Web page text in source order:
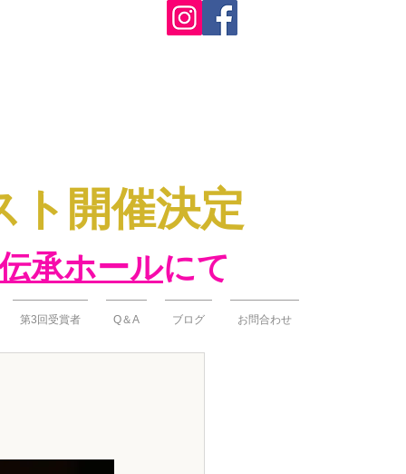
ト開催決定
承ホールにて
第3回受賞者 Q＆A ブログ お問合わせ